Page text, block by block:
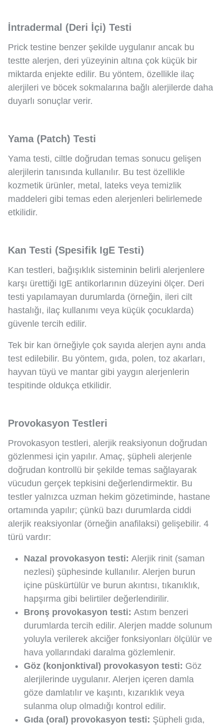
İntradermal (Deri İçi) Testi
Prick testine benzer şekilde uygulanır ancak bu
testte alerjen, deri yüzeyinin altına çok küçük bir
miktarda enjekte edilir. Bu yöntem, özellikle ilaç
alerjileri ve böcek sokmalarına bağlı alerjilerde daha
duyarlı sonuçlar verir.
Yama (Patch) Testi
Yama testi, ciltle doğrudan temas sonucu gelişen
alerjilerin tanısında kullanılır. Bu test özellikle
kozmetik ürünler, metal, lateks veya temizlik
maddeleri gibi temas eden alerjenleri belirlemede
etkilidir.
Kan Testi (Spesifik IgE Testi)
Kan testleri, bağışıklık sisteminin belirli alerjenlere
karşı ürettiği IgE antikorlarının düzeyini ölçer. Deri
testi yapılamayan durumlarda (örneğin, ileri cilt
hastalığı, ilaç kullanımı veya küçük çocuklarda)
güvenle tercih edilir.
Tek bir kan örneğiyle çok sayıda alerjen aynı anda
test edilebilir. Bu yöntem, gıda, polen, toz akarları,
hayvan tüyü ve mantar gibi yaygın alerjenlerin
tespitinde oldukça etkilidir.
Provokasyon Testleri
Provokasyon testleri, alerjik reaksiyonun doğrudan
gözlenmesi için yapılır. Amaç, şüpheli alerjenle
doğrudan kontrollü bir şekilde temas sağlayarak
vücudun gerçek tepkisini değerlendirmektir. Bu
testler yalnızca uzman hekim gözetiminde, hastane
ortamında yapılır; çünkü bazı durumlarda ciddi
alerjik reaksiyonlar (örneğin anafilaksi) gelişebilir. 4
türü vardır:
Nazal provokasyon testi: Alerjik rinit (saman
nezlesi) şüphesinde kullanılır. Alerjen burun
içine püskürtülür ve burun akıntısı, tıkanıklık,
hapşırma gibi belirtiler değerlendirilir.
Bronş provokasyon testi: Astım benzeri
durumlarda tercih edilir. Alerjen madde solunum
yoluyla verilerek akciğer fonksiyonları ölçülür ve
hava yollarındaki daralma gözlemlenir.
Göz (konjonktival) provokasyon testi: Göz
alerjilerinde uygulanır. Alerjen içeren damla
göze damlatılır ve kaşıntı, kızarıklık veya
sulanma olup olmadığı kontrol edilir.
Gıda (oral) provokasyon testi: Şüpheli gıda,